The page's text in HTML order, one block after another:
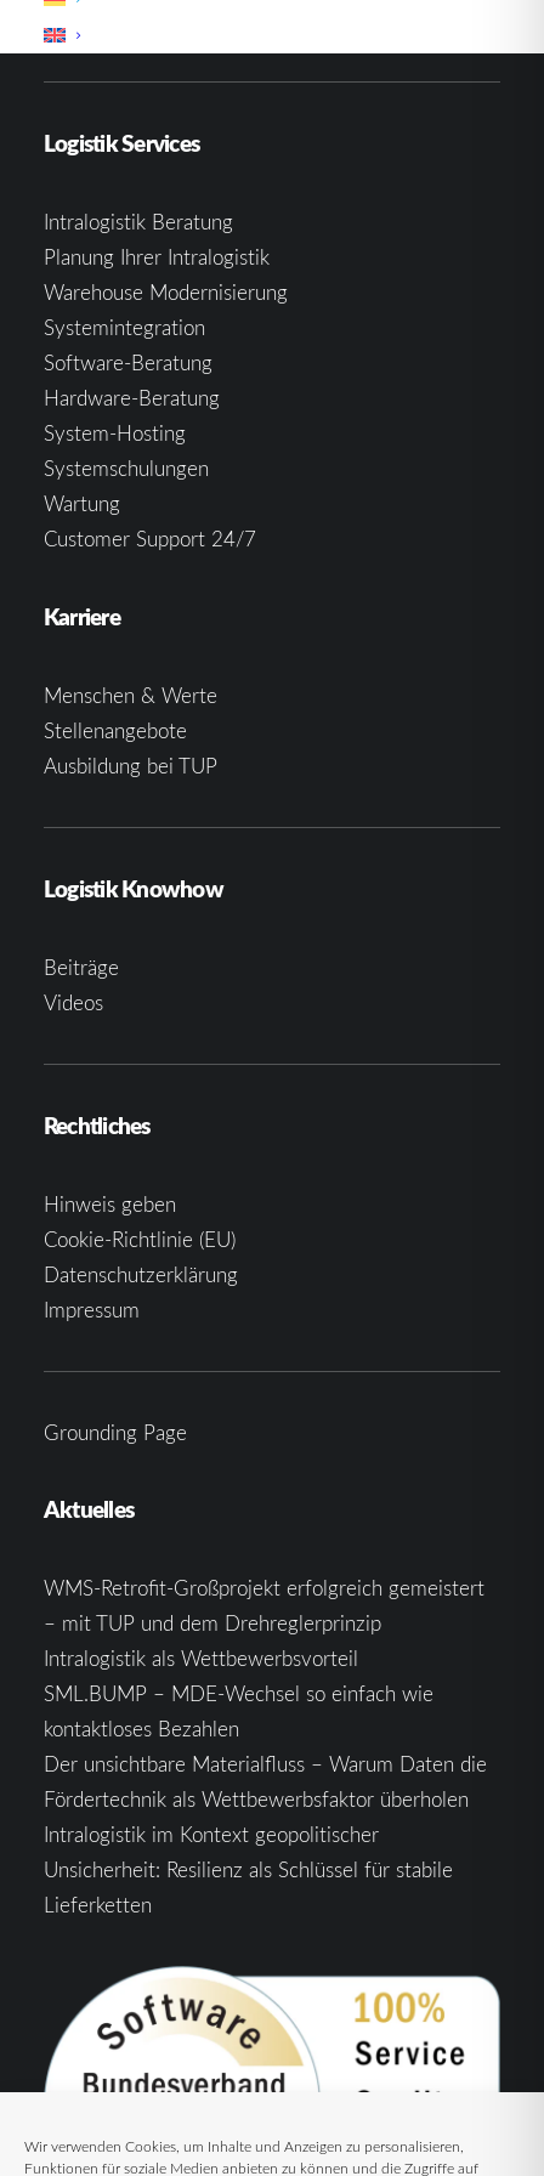
Wir verwenden Cookies, um Inhalte und Anzeigen zu personalisieren,
Funktionen für soziale Medien anbieten zu können und die Zugriffe auf
Logistik Services
Intralogistik Beratung
Planung Ihrer Intralogistik
Warehouse Modernisierung
Systemintegration
Software-Beratung
Hardware-Beratung
System-Hosting
Systemschulungen
Wartung
Customer Support 24/7
Karriere
Menschen & Werte
Stellenangebote
Ausbildung bei TUP
Logistik Knowhow
Beiträge
Videos
Rechtliches
Hinweis geben
Cookie-Richtlinie (EU)
Datenschutzerklärung
Impressum
Grounding Page
Aktuelles
WMS-Retrofit-Großprojekt erfolgreich gemeistert
– mit TUP und dem Drehreglerprinzip
Intralogistik als Wettbewerbsvorteil
SML.BUMP – MDE-Wechsel so einfach wie
kontaktloses Bezahlen
Der unsichtbare Materialfluss – Warum Daten die
Fördertechnik als Wettbewerbsfaktor überholen
Intralogistik im Kontext geopolitischer
Unsicherheit: Resilienz als Schlüssel für stabile
Lieferketten